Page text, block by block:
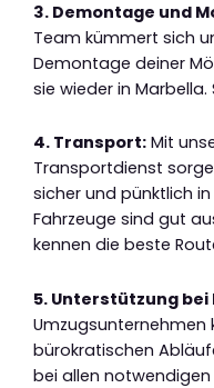
3. Demontage und
Team kümmert sich
Demontage deiner
sie wieder in
4. Transport: Mit
Transportdienst
sicher und pünktlich
Fahrzeuge sind gut
kennen die beste
5. Unterstützung
Umzugsunternehmen
bürokratischen
bei allen